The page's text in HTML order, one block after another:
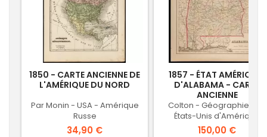
1850 - CARTE ANCIENNE DE
L'AMÉRIQUE DU NORD
Par Monin - USA - Amérique
Russe
Prix
34,90 €
1857 - ÉTAT AMÉRICAIN
D'ALABAMA - CARTE
ANCIENNE
Colton - Géographie des
États-Unis d'Amérique
Prix
150,00 €